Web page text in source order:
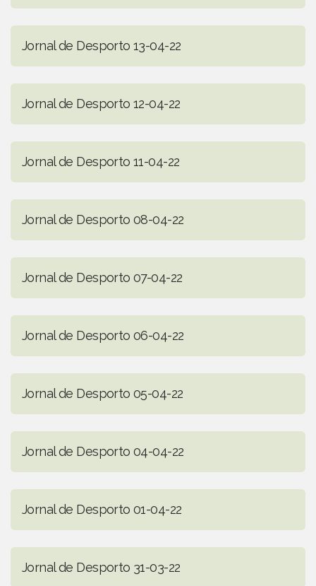
Jornal de Desporto 13-04-22
Jornal de Desporto 12-04-22
Jornal de Desporto 11-04-22
Jornal de Desporto 08-04-22
Jornal de Desporto 07-04-22
Jornal de Desporto 06-04-22
Jornal de Desporto 05-04-22
Jornal de Desporto 04-04-22
Jornal de Desporto 01-04-22
Jornal de Desporto 31-03-22